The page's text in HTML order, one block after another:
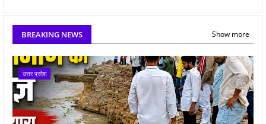
BREAKING NEWS Show more
उत्तर प्रदेश